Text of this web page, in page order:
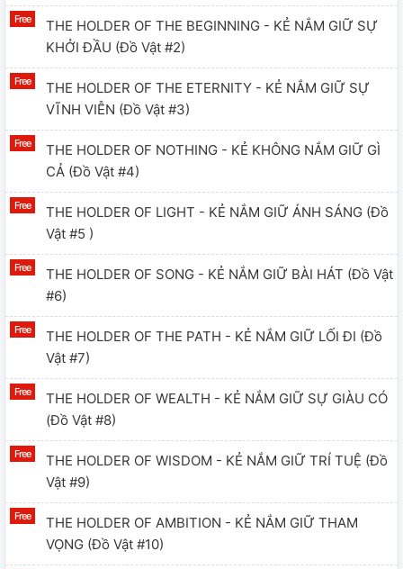
THE HOLDER OF THE BEGINNING - KẺ NẮM GIỮ SỰ
KHỞI ĐẦU (đồ Vật #2)
THE HOLDER OF THE ETERNITY - KẺ NẮM GIỮ SỰ
VĨNH VIỄN (đồ Vật #3)
THE HOLDER OF NOTHING - KẺ KHÔNG NẮM GIỮ GÌ
CẢ (đồ Vật #4)
THE HOLDER OF LIGHT - KẺ NẮM GIỮ ÁNH SÁNG (đồ
Vật #5 )
THE HOLDER OF SONG - KẺ NẮM GIỮ BÀI HÁT (đồ Vật
#6)
THE HOLDER OF THE PATH - KẺ NẮM GIỮ LỐI ĐI (đồ
Vật #7)
THE HOLDER OF WEALTH - KẺ NẮM GIỮ SỰ GIÀU CÓ
(đồ Vật #8)
THE HOLDER OF WISDOM - KẺ NẮM GIỮ TRÍ TUỆ (đồ
Vật #9)
THE HOLDER OF AMBITION - KẺ NẮM GIỮ THAM
VỌNG (đồ Vật #10)